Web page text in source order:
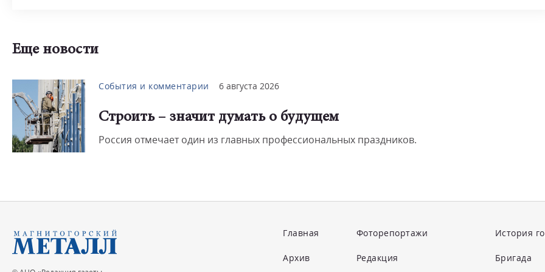
Еще новости
События и комментарии 6 августа 2026
Строить – значит думать о будущем
Россия отмечает один из главных профессиональных праздников.
Главная
Архив
Фоторепортажи
Редакция
История
Бригада